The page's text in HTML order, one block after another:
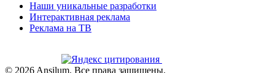
Наши уникальные разработки
Интерактивная реклама
Реклама на ТВ
© 2026 Ansilum. Все права защищены.